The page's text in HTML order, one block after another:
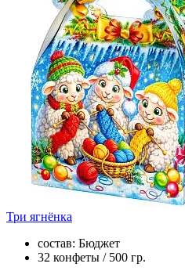
Три ягнёнка
состав: Бюджет
32 конфеты / 500 гр.